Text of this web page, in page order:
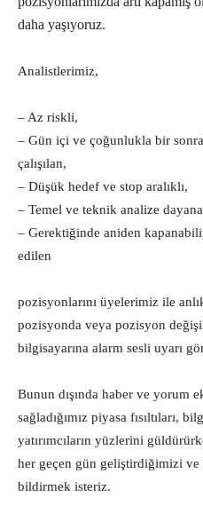
daha yaşıyoruz.
Analistlerimiz,
– Az riskli,
– Gün içi ve çoğunlukla bir
çalışılan,
– Düşük hedef ve stop aralıklı,
– Temel ve teknik analize
– Gerektiğinde aniden
edilen
pozisyonlarını üyelerimiz ile
pozisyonda veya pozisyon
bilgisayarına alarm sesli uyarı
Bunun dışında haber ve yorum
sağladığımız piyasa fısıltıları,
yatırımcıların yüzlerini
her geçen gün geliştirdiğimizi ve
bildirmek isteriz.